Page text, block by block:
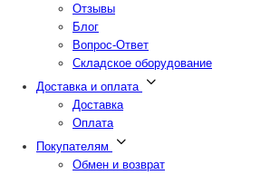
Отзывы
Блог
Вопрос-Ответ
Складское оборудование
Доставка и оплата
Доставка
Оплата
Покупателям
Обмен и возврат